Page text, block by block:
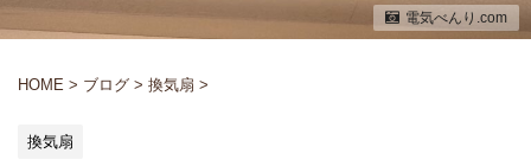
電気べんり.com
HOME > ブログ > 換気扇 >
換気扇